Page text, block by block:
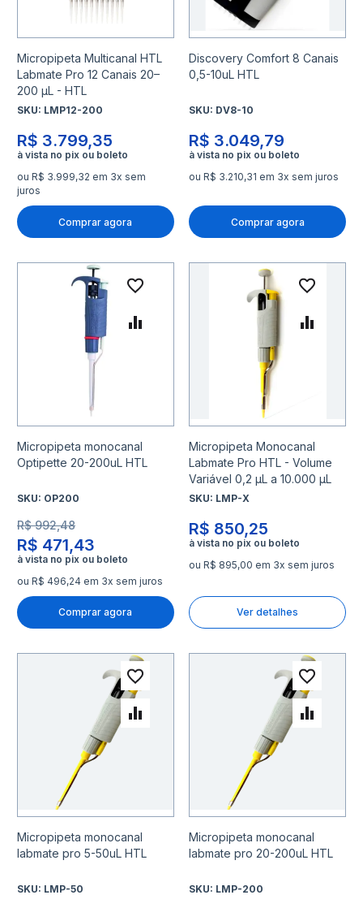
Micropipeta Multicanal HTL
Labmate Pro 12 Canais 20–
200 µL - HTL
SKU: LMP12-200
R$ 3.799,35
ou R$ 3.999,32 em 3x sem
juros
Comprar agora
Discovery Comfort 8 Canais
0,5-10uL HTL
SKU: DV8-10
R$ 3.049,79
ou R$ 3.210,31 em 3x sem juros
Comprar agora
Micropipeta monocanal
Optipette 20-200uL HTL
SKU: OP200
R$ 471,43
R$ 992,48
ou R$ 496,24 em 3x sem juros
Comprar agora
Adicionar à lista de
Adicionar para Comparar
Micropipeta Monocanal
Labmate Pro HTL - Volume
Variável 0,2 µL a 10.000 µL
SKU: LMP-X
R$ 850,25
ou R$ 895,00 em 3x sem juros
Ver detalhes
Micropipeta monocanal
labmate pro 5-50uL HTL
SKU: LMP-50
Adicionar à lista de
Adicionar para Comparar
Micropipeta monocanal
labmate pro 20-200uL HTL
SKU: LMP-200